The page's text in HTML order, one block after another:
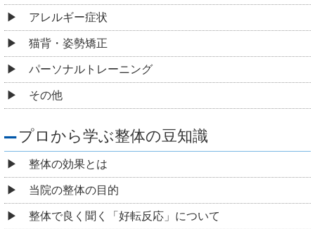
アレルギー症状
猫背・姿勢矯正
パーソナルトレーニング
その他
プロから学ぶ整体の豆知識
整体の効果とは
当院の整体の目的
整体で良く聞く「好転反応」について